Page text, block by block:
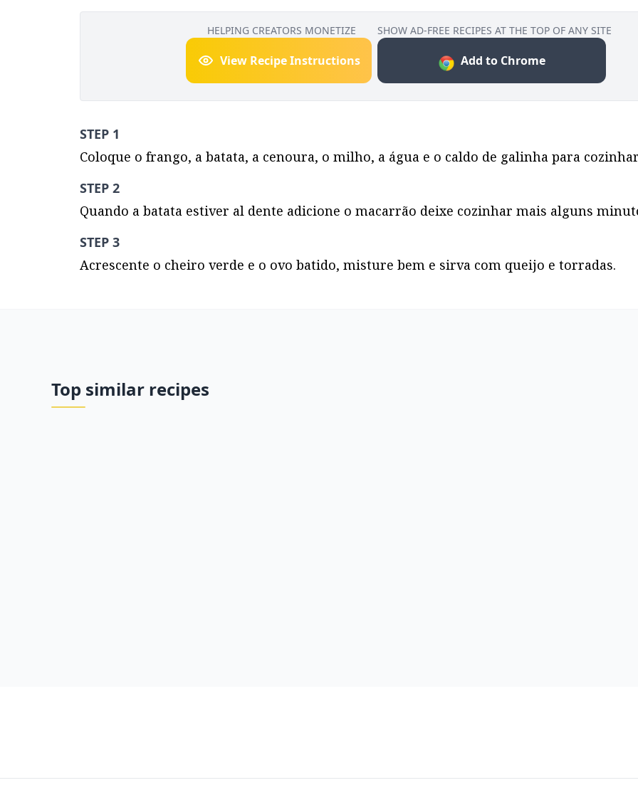
HELPING CREATORS MONETIZE
View Recipe Instructions
SHOW AD-FREE RECIPES AT THE TOP OF ANY SITE
Add to Chrome
STEP 1
Coloque o frango, a batata, a cenoura, o milho, a água e o caldo de galinha para
STEP 2
Quando a batata estiver al dente adicione o macarrão deixe cozinhar mais alguns
STEP 3
Acrescente o cheiro verde e o ovo batido, misture bem e sirva com queijo e torradas.
Top similar recipes